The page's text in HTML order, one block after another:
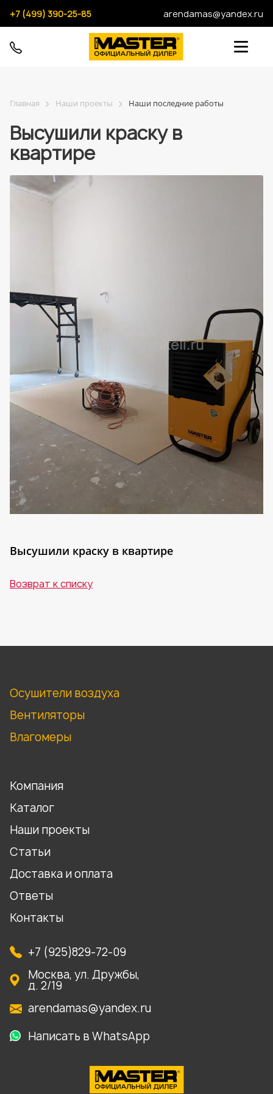
+7 (499) 390-25-85 arendamas@yandex.ru
Главная Наши проекты Наши последние работы
Высушили краску в
квартире
Высушили краску в квартире
Возврат к списку
Осушители воздуха
Вентиляторы
Влагомеры
Компания
Каталог
Наши проекты
Статьи
Доставка и оплата
Ответы
Контакты
+7 (925)829-72-09
Москва, ул. Дружбы,
д. 2/19
arendamas@yandex.ru
Написать в WhatsApp